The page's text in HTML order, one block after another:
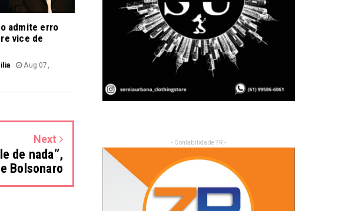
admite erro
vice de
Aug 07,
Next
de nada”,
Bolsonaro
- Contabilidade 7R -